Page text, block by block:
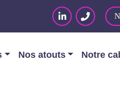
Nos atouts Notre